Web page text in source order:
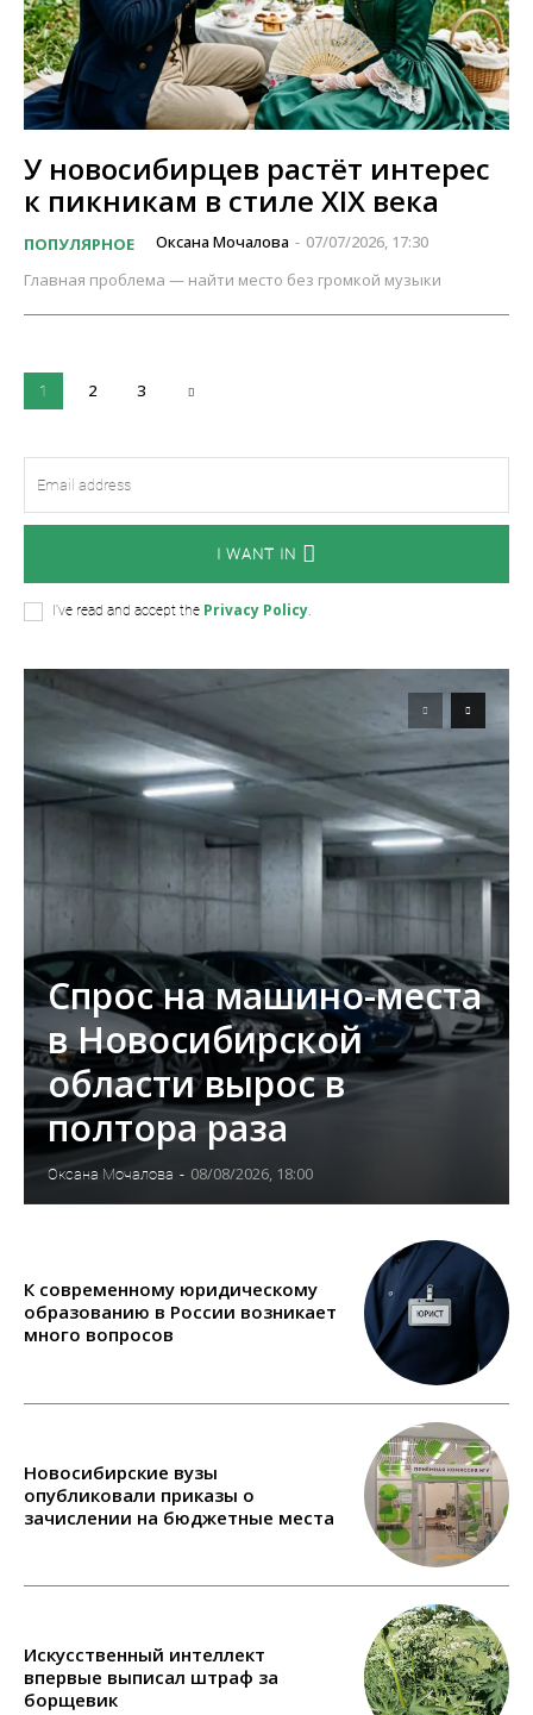
У новосибирцев растёт интерес
к пикникам в стиле XIX века
ПОПУЛЯРНОЕ Оксана Мочалова - 07/07/2026, 17:30
Главная проблема — найти место без громкой музыки
1 2 3
I WANT IN
I've read and accept the Privacy Policy.
Спрос на машино-места
в Новосибирской
области вырос в
полтора раза
Оксана Мочалова - 08/08/2026, 18:00
К современному юридическому
образованию в России возникает
много вопросов
Новосибирские вузы
опубликовали приказы о
зачислении на бюджетные места
Искусственный интеллект
впервые выписал штраф за
борщевик